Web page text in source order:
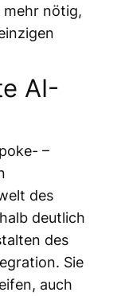
nötig,
AI-
–
des
deutlich
des
Sie
auch